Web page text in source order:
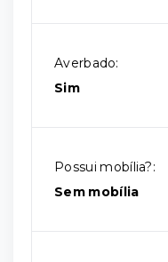
Averbado:
Sim
Possui mobília?:
Sem mobília